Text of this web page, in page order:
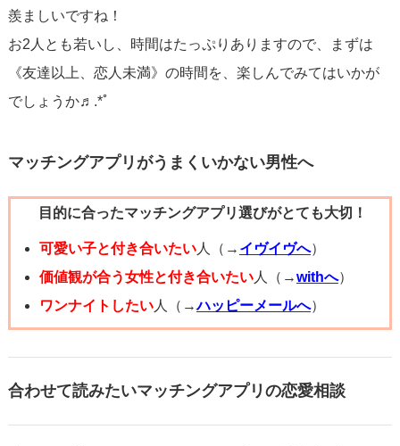
羨ましいですね！
お2人とも若いし、時間はたっぷりありますので、まずは
《友達以上、恋人未満》の時間を、楽しんでみてはいかが
でしょうか♬.*ﾟ
マッチングアプリがうまくいかない男性へ
目的に合ったマッチングアプリ選びがとても大切！
可愛い子と付き合いたい人（→ イヴイヴへ）
価値観が合う女性と付き合いたい人（→withへ）
ワンナイトしたい人（→ハッピーメールへ）
合わせて読みたいマッチングアプリの恋愛相談